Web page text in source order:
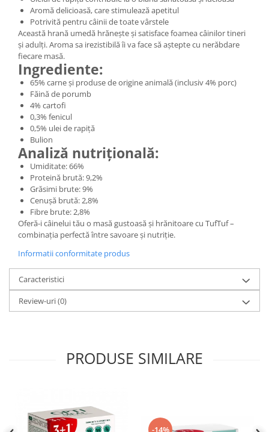
Aromă delicioasă, care stimulează apetitul
Potrivită pentru câinii de toate vârstele
Această hrană umedă hrănește și satisface foamea câinilor tineri
și adulți. Aroma sa irezistibilă îi va face să aștepte cu nerăbdare
fiecare masă.
Ingrediente:
65% carne și produse de origine animală (inclusiv 4% porc)
Făină de porumb
4% cartofi
0,3% fenicul
0,5% ulei de rapiță
Bulion
Analiză nutrițională:
Umiditate: 66%
Proteină brută: 9,2%
Grăsimi brute: 9%
Cenușă brută: 2,8%
Fibre brute: 2,8%
Oferă-i câinelui tău o masă gustoasă și hrănitoare cu TufTuf –
combinația perfectă între savoare și nutriție.
Informatii conformitate produs
Caracteristici
Review-uri(0)
PRODUSE SIMILARE
-14%